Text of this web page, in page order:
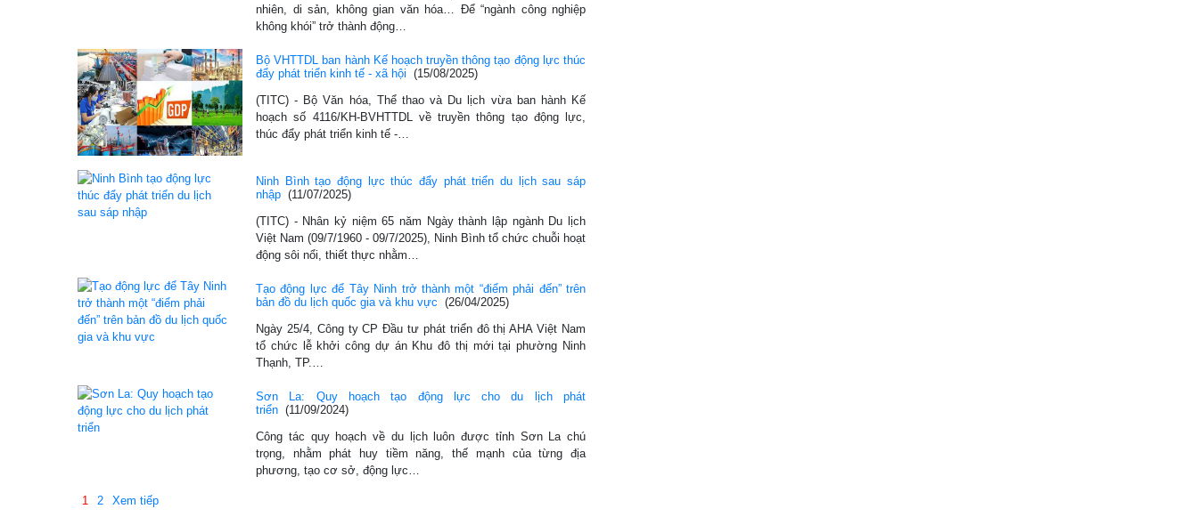
nhiên, di sản, không gian văn hóa… Để “ngành công nghiệp
không khói” trở thành động…
Bộ VHTTDL ban hành Kế hoạch truyền thông tạo động lực thúc
đẩy phát triển kinh tế - xã hội (15/08/2025)
(TITC) - Bộ Văn hóa, Thể thao và Du lịch vừa ban hành Kế
hoạch số 4116/KH-BVHTTDL về truyền thông tạo động lực,
thúc đẩy phát triển kinh tế -…
Ninh Bình tạo động lực thúc đẩy phát triển du lịch sau sáp
nhập (11/07/2025)
(TITC) - Nhân kỷ niệm 65 năm Ngày thành lập ngành Du lịch
Việt Nam (09/7/1960 - 09/7/2025), Ninh Bình tổ chức chuỗi hoạt
động sôi nổi, thiết thực nhằm…
Tạo động lực để Tây Ninh trở thành một “điểm phải đến” trên
bản đồ du lịch quốc gia và khu vực (26/04/2025)
Ngày 25/4, Công ty CP Đầu tư phát triển đô thị AHA Việt Nam
tổ chức lễ khởi công dự án Khu đô thị mới tại phường Ninh
Thạnh, TP.…
Sơn La: Quy hoạch tạo động lực cho du lịch phát
triển (11/09/2024)
Công tác quy hoạch về du lịch luôn được tỉnh Sơn La chú
trọng, nhằm phát huy tiềm năng, thế mạnh của từng địa
phương, tạo cơ sở, động lực…
1 2 Xem tiếp